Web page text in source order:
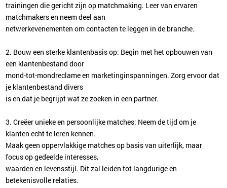
trainingen die gericht zijn op matchmaking. Leer van ervaren
matchmakers en neem deel aan
netwerkevenementen om contacten te leggen in de branche.
2. Bouw een sterke klantenbasis op: Begin met het opbouwen van
een klantenbestand door
mond-tot-mondreclame en marketinginspanningen. Zorg ervoor dat
je klantenbestand divers
is en dat je begrijpt wat ze zoeken in een partner.
3. Creëer unieke en persoonlijke matches: Neem de tijd om je
klanten echt te leren kennen.
Maak geen oppervlakkige matches op basis van uiterlijk, maar
focus op gedeelde interesses,
waarden en levensstijl. Dit zal leiden tot langdurige en
betekenisvolle relaties.